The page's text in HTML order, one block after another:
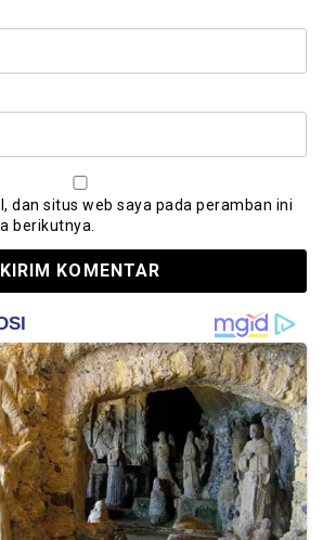
dan situs web saya pada peramban ini
berikutnya.